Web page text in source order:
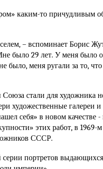
каким-то причудливым
– вспоминает Борис
было 29 лет. У меня было
было, меня ругали за то,
Союза стали для художника
художественные галереи
себя» в новом качестве
этих работ, в 1969-
СССР.
серии портретов